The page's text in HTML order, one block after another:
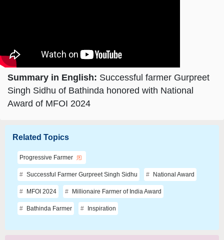
Summary in English: Successful farmer Gurpreet
Singh Sidhu of Bathinda honored with National
Award of MFOI 2024
Related Topics
Progressive Farmer
Successful Farmer Gurpreet Singh Sidhu National Award
MFOI 2024 Millionaire Farmer of India Award
Bathinda Farmer Inspiration